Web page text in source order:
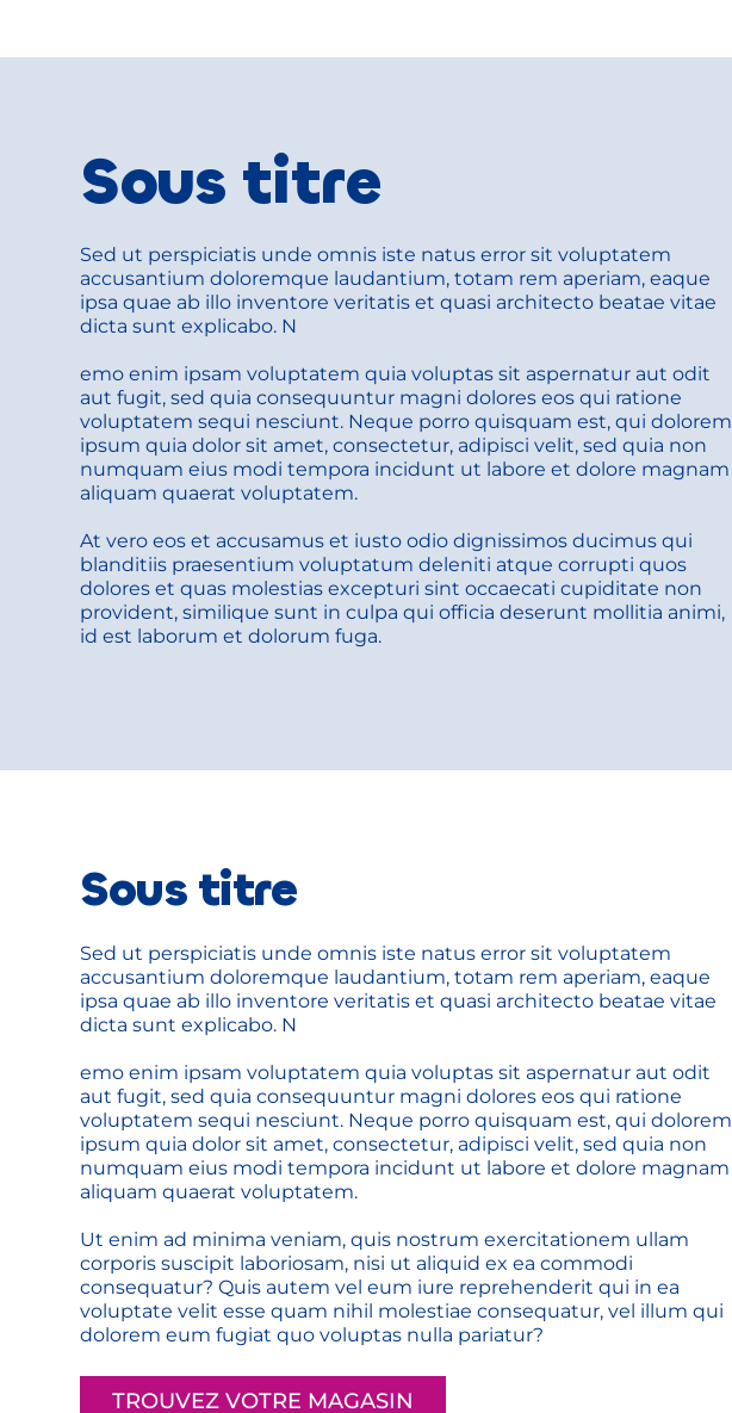
Sous titre
Sed ut perspiciatis unde omnis iste natus error sit voluptatem
accusantium doloremque laudantium, totam rem aperiam, eaque
ipsa quae ab illo inventore veritatis et quasi architecto beatae vitae
dicta sunt explicabo. N
emo enim ipsam voluptatem quia voluptas sit aspernatur aut odit
aut fugit, sed quia consequuntur magni dolores eos qui ratione
voluptatem sequi nesciunt. Neque porro quisquam est, qui dolorem
ipsum quia dolor sit amet, consectetur, adipisci velit, sed quia non
numquam eius modi tempora incidunt ut labore et dolore magnam
aliquam quaerat voluptatem.
At vero eos et accusamus et iusto odio dignissimos ducimus qui
blanditiis praesentium voluptatum deleniti atque corrupti quos
dolores et quas molestias excepturi sint occaecati cupiditate non
provident, similique sunt in culpa qui officia deserunt mollitia animi,
id est laborum et dolorum fuga.
Sous titre
Sed ut perspiciatis unde omnis iste natus error sit voluptatem
accusantium doloremque laudantium, totam rem aperiam, eaque
ipsa quae ab illo inventore veritatis et quasi architecto beatae vitae
dicta sunt explicabo. N
emo enim ipsam voluptatem quia voluptas sit aspernatur aut odit
aut fugit, sed quia consequuntur magni dolores eos qui ratione
voluptatem sequi nesciunt. Neque porro quisquam est, qui dolorem
ipsum quia dolor sit amet, consectetur, adipisci velit, sed quia non
numquam eius modi tempora incidunt ut labore et dolore magnam
aliquam quaerat voluptatem.
Ut enim ad minima veniam, quis nostrum exercitationem ullam
corporis suscipit laboriosam, nisi ut aliquid ex ea commodi
consequatur? Quis autem vel eum iure reprehenderit qui in ea
voluptate velit esse quam nihil molestiae consequatur, vel illum qui
dolorem eum fugiat quo voluptas nulla pariatur?
TROUVEZ VOTRE MAGASIN